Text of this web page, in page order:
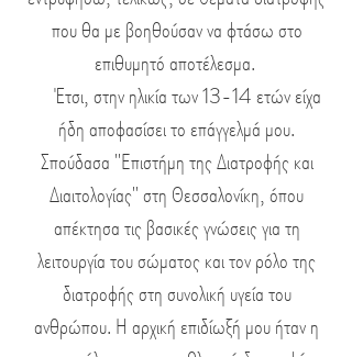
που θα με βοηθούσαν να φτάσω στο
επιθυμητό αποτέλεσμα.
Έτσι, στην ηλικία των 13-14 ετών είχα
ήδη αποφασίσει το επάγγελμά μου.
Σπούδασα "Επιστήμη της Διατροφής και
Διαιτολογίας" στη Θεσσαλονίκη, όπου
απέκτησα τις βασικές γνώσεις για τη
λειτουργία του σώματος και τον ρόλο της
διατροφής στη συνολική υγεία του
ανθρώπου. Η αρχικήεπιδίωξή μου ήταν η